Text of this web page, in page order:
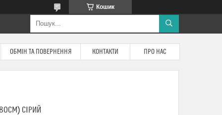
Кошик
ОБМІН ТА ПОВЕРНЕННЯ КОНТАКТИ ПРО НАС
СІРИЙ